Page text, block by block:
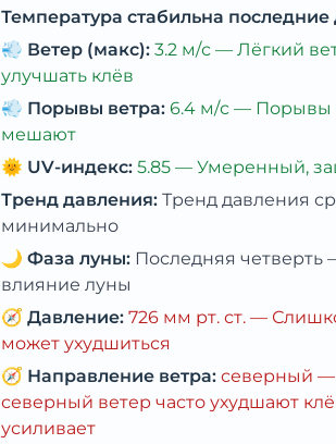
Температура стабильна последние
💨 Ветер (макс): 3.2 м/с — Лёгкий
улучшать клёв
💨 Порывы ветра: 6.4 м/с — Порывы
мешают
🌞 UV-индекс: 5.85 — Умеренный,
Тренд давления: Тренд давления
минимально
🌙 Фаза луны: Последняя четверть
влияние луны
🧭 Давление: 726 мм рт. ст. —
может ухудшиться
🧭 Направление ветра: северный —
северный ветер часто ухудшают
усиливает